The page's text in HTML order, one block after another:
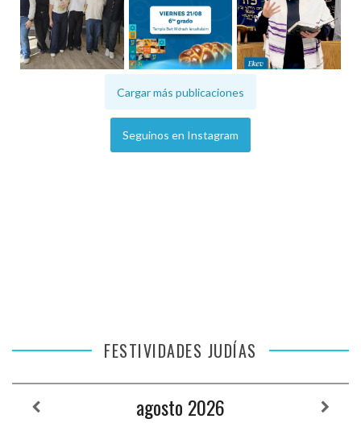
Cargar más publicaciones
Seguinos en Instagram
FESTIVIDADES JUDÍAS
agosto 2026